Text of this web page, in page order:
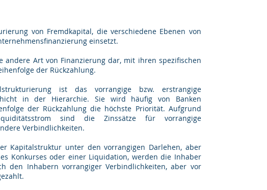
von Fremdkapital, die verschiedene Ebenen von
einsetzt.
andere Art von Finanzierung dar, mit ihren spezifischen
der Rückzahlung.
ist das vorrangige bzw. erstrangige
in der Hierarchie. Sie wird häufig von Banken
der Rückzahlung die höchste Priorität. Aufgrund
sind die Zinssätze für vorrangige
Verbindlichkeiten.
Kapitalstruktur unter den vorrangigen Darlehen, aber
Konkurses oder einer Liquidation, werden die Inhaber
den Inhabern vorrangiger Verbindlichkeiten, aber vor